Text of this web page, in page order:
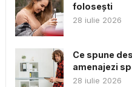
folosești
28 iulie 2026
Ce spune
amenajezi
28 iulie 2026